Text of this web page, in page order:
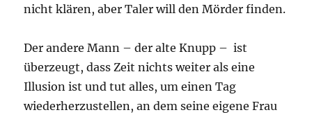
nicht klären, aber Taler will den Mörder finden.
Der andere Mann – der alte Knupp – ist
überzeugt, dass Zeit nichts weiter als eine
Illusion ist und tut alles, um einen Tag
wiederherzustellen, an dem seine eigene Frau